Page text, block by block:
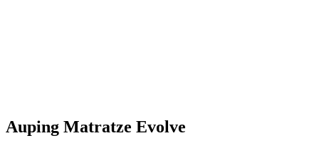
Auping Matratze Evolve